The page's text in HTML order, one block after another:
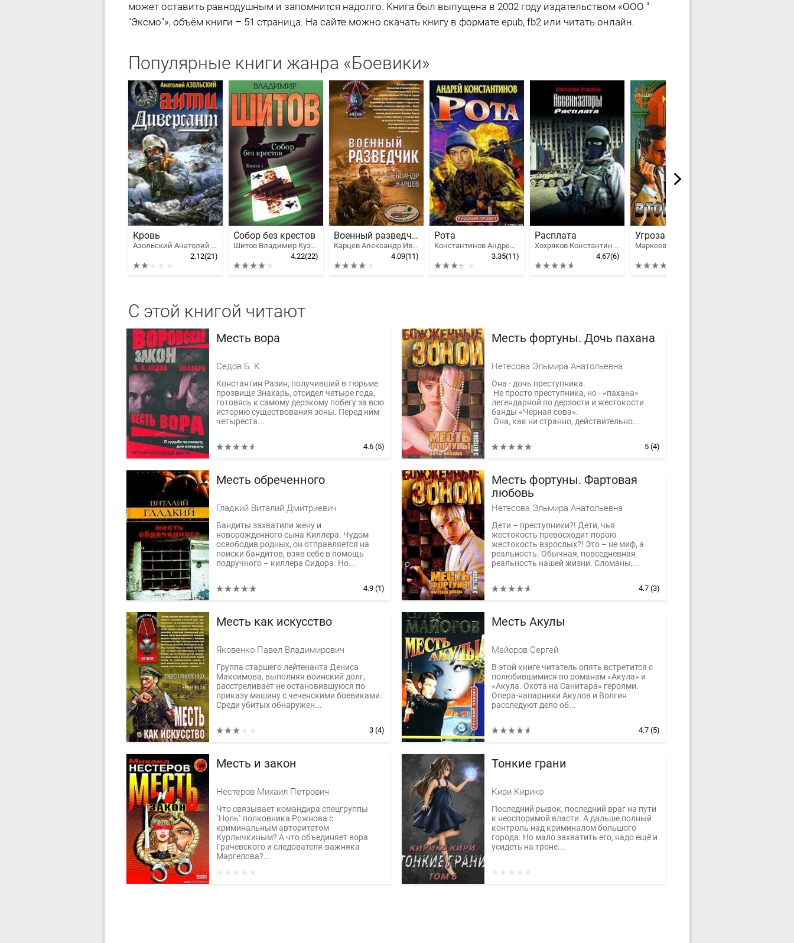
может оставить равнодушным и запомнится надолго. Книга был выпущена в 2002 году издательством «ООО "
"Эксмо"», объём книги – 51 страница. На сайте можно скачать книгу в формате epub, fb2 или читать онлайн.
Популярные книги жанра «Боевики»
Кровь
Азольский Анатолий Алексеевич
2.12(21)
Собор без крестов
Шитов Владимир Кузьмич
4.22(22)
Военный разведчик
Карцев Александр Иванович
4.09(11)
Рота
Константинов Андрей Дмитриевич, Подопригора Борис, Цепов Роман
3.35(11)
Расплата
Хохряков Константин Николаевич
4.67(6)
Угроза вторжения
С этой книгой читают
Месть вора
Седов Б. К.
Константин Разин, получивший в тюрьме
прозвище Знахарь, отсидел четыре года,
готовясь к самому дерзкому побегу за всю
историю существования зоны. Перед ним
четыреста...
4.6 (5)
Месть фортуны. Дочь пахана
Нетесова Эльмира Анатольевна
Она - дочь преступника.
Не просто преступника, но - «пахана»
легендарной по дерзости и жестокости
банды «Черная сова».
Она, как ни странно, действительно...
5(4)
Месть обреченного
Гладкий Виталий Дмитриевич
Бандиты захватили жену и
новорожденного сына Киллера. Чудом
освободив родных, он отправляется на
поиски бандитов, взяв себе в помощь
подручного – киллера Сидора. Но...
4.9 (1)
Месть фортуны. Фартовая
любовь
Нетесова Эльмира Анатольевна
Дети – преступники?! Дети, чья
жестокость превосходит порою
жестокость взрослых?! Это – не миф, а
реальность. Обычная, повседневная
реальность нашей жизни. Сломаны,...
4.7(3)
Месть как искусство
Яковенко Павел Владимирович
Группа старшего лейтенанта Дениса
Максимова, выполняя воинский долг,
расстреливает не остановившуюся по
приказу машину с чеченскими боевиками.
Среди убитых обнаружен...
3 (4)
Месть Акулы
Майоров Сергей
В этой книге читатель опять встретится с
полюбившимися по романам «Акула» и
«Акула. Охота на Санитара» героями.
Опера-напарники Акулов и Волгин
расследуют дело об...
4.7(5)
Месть и закон
Нестеров Михаил Петрович
Что связывает командира спецгруппы
`Ноль` полковника Рожнова с
криминальным авторитетом
Курлычкиным? А что объединяет вора
Грачевского и следователя-важняка
Маргелова?...
Тонкие грани
Кири Кирико
Последний рывок, последний враг на пути
к неоспоримой власти. А дальше полный
контроль над криминалом большого
города. Но мало захватить его, надо ещё и
усидеть на троне...